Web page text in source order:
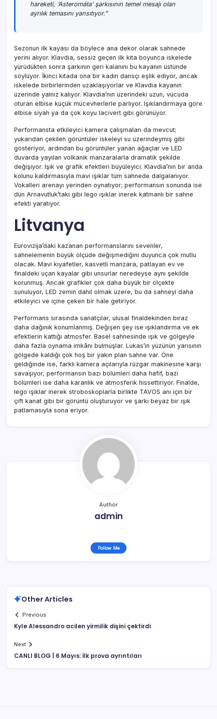
hareketi, ‘Asteromáta’ şarkısının temel mesajı olan
ayrılık temasını yansıtıyor.”
Sezonun ilk kayası da böylece ana dekor olarak sahnede
yerini alıyor. Klavdia, sessiz geçen ilk kıta boyunca iskelede
yürüdükten sonra şarkının geri kalanını bu kayanın üstünde
söylüyor. İkinci kıtada ona bir kadın dansçı eşlik ediyor, ancak
iskelede birbirlerinden uzaklaşıyorlar ve Klavdia kayanın
üzerinde yalnız kalıyor. Klavdia’nın üzerindeki uzun, vücuda
oturan elbise küçük mücevherlerle parlıyor. Işıklandırmaya göre
elbise siyah ya da çok koyu lacivert gibi görünüyor.
Performansta etkileyici kamera çalışmaları da mevcut;
yukarıdan çekilen görüntüler iskeleyi su üzerindeymiş gibi
gösteriyor, ardından bu görüntüler yanan ağaçlar ve LED
duvarda yayılan volkanik manzaralarla dramatik şekilde
değişiyor. Işık ve grafik efektleri büyüleyici. Klavdia’nın bir anda
kolunu kaldırmasıyla mavi ışıklar tüm sahnede dalgalanıyor.
Vokalleri arenayı yerinden oynatıyor; performansın sonunda ise
dün Arnavutluk’taki gibi lego ışıklar inerek katmanlı bir sahne
efekti yaratıyor.
Litvanya
Eurovizija’daki kazanan performanslarını sevenler,
sahnelemenin büyük ölçüde değişmediğini duyunca çok mutlu
olacak. Mavi kıyafetler, kasvetli manzara, patlayan ev ve
finaldeki uçan kayalar gibi unsurlar neredeyse aynı şekilde
korunmuş. Ancak grafikler çok daha büyük bir ölçekte
sunuluyor, LED zemin dahil olmak üzere, bu da sahneyi daha
etkileyici ve içine çeken bir hale getiriyor.
Performans sırasında sanatçılar, ulusal finaldekinden biraz
daha dağınık konumlanmış. Değişen şey ise ışıklandırma ve ek
efektlerin kattığı atmosfer. Basel sahnesinde ışık ve gölgeyle
daha fazla oynama imkânı bulmuşlar. Lukas’ın yüzünün yarısının
gölgede kaldığı çok hoş bir yakın plan sahne var. Öne
geldiğinde ise, farklı kamera açılarıyla rüzgar makinesine karşı
savaşıyor, performansın bazı bölümleri daha hafif, bazı
bölümleri ise daha karanlık ve atmosferik hissettiriyor. Finalde,
lego ışıklar inerek stroboskoplarla birlikte TAVOS anı için bir
çift kanat gibi bir görüntü oluşturuyor ve şarkı beyaz bir ışık
patlamasıyla sona eriyor.
Author
admin
Follow Me
Other Articles
Previous
Kyle Alessandro acilen yirmilik dişini çektirdi
Next
CANLI BLOG | 6 Mayıs: İlk prova ayrıntıları